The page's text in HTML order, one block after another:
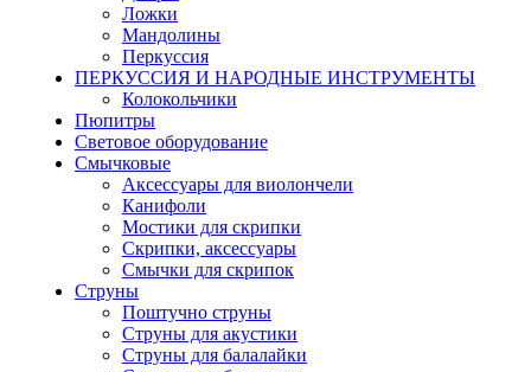
Ложки
Мандолины
Перкуссия
ПЕРКУССИЯ И НАРОДНЫЕ ИНСТРУМЕНТЫ
Колокольчики
Пюпитры
Световое оборудование
Смычковые
Аксессуары для виолончели
Канифоли
Мостики для скрипки
Скрипки, аксессуары
Смычки для скрипок
Струны
Поштучно струны
Струны для акустики
Струны для балалайки